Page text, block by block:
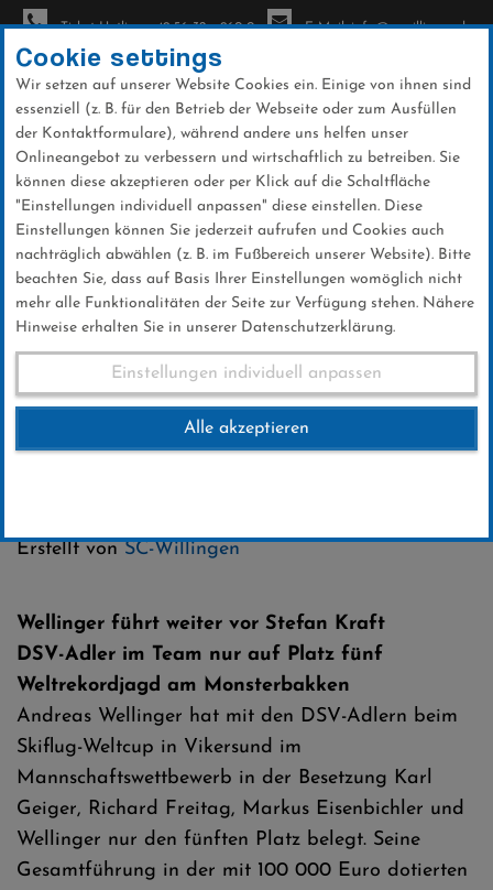
Direkt
zum
Inhalt
Ticket-Hotline: +49 56 32 - 960-0 E-Mail: info@sc-willingen.de
News
FIS World Cup Team Vikersund
18.03.2017
Erstellt vonSC-Willingen
Wellinger führt weiter vor Stefan Kraft
DSV-Adler im Team nur auf Platz fünf
Weltrekordjagd am Monsterbakken
Andreas Wellinger hat mit den DSV-Adlern beim
Skiflug-Weltcup in Vikersund im
Mannschaftswettbewerb in der Besetzung Karl
Geiger, Richard Freitag, Markus Eisenbichler und
Wellinger nur den fünften Platz belegt. Seine
Gesamtführung in der mit 100 000 Euro dotierten
Cookie settings
Wir setzen auf unserer Website Cookies ein. Einige von ihnen sind
essenziell (z. B. für den Betrieb der Webseite oder zum Ausfüllen
der Kontaktformulare), während andere uns helfen unser
Onlineangebot zu verbessern und wirtschaftlich zu betreiben. Sie
können diese akzeptieren oder per Klick auf die Schaltfläche
"Einstellungen individuell anpassen" diese einstellen. Diese
Einstellungen können Sie jederzeit aufrufen und Cookies auch
nachträglich abwählen (z. B. im Fußbereich unserer Website). Bitte
beachten Sie, dass auf Basis Ihrer Einstellungen womöglich nicht
mehr alle Funktionalitäten der Seite zur Verfügung stehen. Nähere
Hinweise erhalten Sie in unserer Datenschutzerklärung.
Einstellungen individuell anpassen
Alle akzeptieren